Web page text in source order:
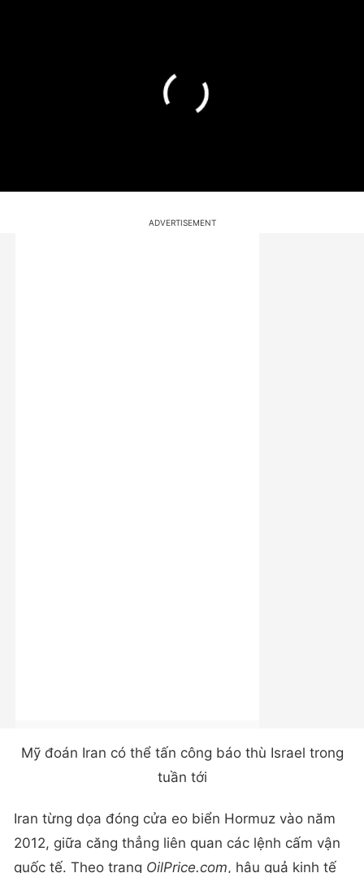
Mỹ đoán Iran có thể tấn công báo thù Israel trong
tuần tới
Iran từng dọa đóng cửa eo biển Hormuz vào năm
2012, giữa căng thẳng liên quan các lệnh cấm vận
quốc tế. Theo trang OilPrice.com, hậu quả kinh tế